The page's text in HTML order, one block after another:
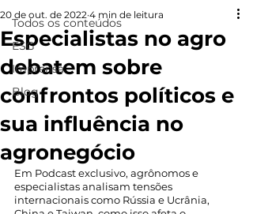
Todos os conteúdos
ESG
Imprensa
Blog
Especialistas no agro
debatem sobre
confrontos políticos e
sua influência no
agronegócio
20 de out. de 2022 4 min de leitura
Em Podcast exclusivo, agrônomos e
especialistas analisam tensões
internacionais como Rússia e Ucrânia,